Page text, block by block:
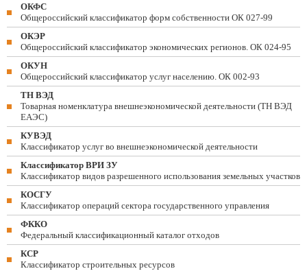
ОКФС
Общероссийский классификатор форм собственности ОК 027-99
ОКЭР
Общероссийский классификатор экономических регионов. ОК 024-95
ОКУН
Общероссийский классификатор услуг населению. ОК 002-93
ТН ВЭД
Товарная номенклатура внешнеэкономической деятельности (ТН ВЭД
ЕАЭС)
КУВЭД
Классификатор услуг во внешнеэкономической деятельности
Классификатор ВРИ ЗУ
Классификатор видов разрешенного использования земельных участков
КОСГУ
Классификатор операций сектора государственного управления
ФККО
Федеральный классификационный каталог отходов
КСР
Классификатор строительных ресурсов